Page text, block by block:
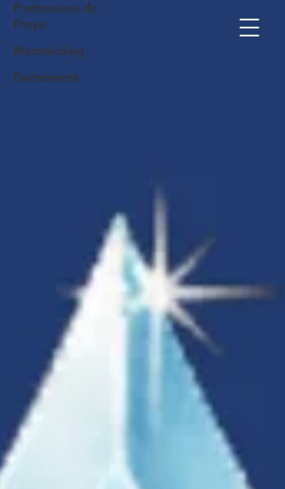
Partenaires de
Freya
Mermaiding
Evénement